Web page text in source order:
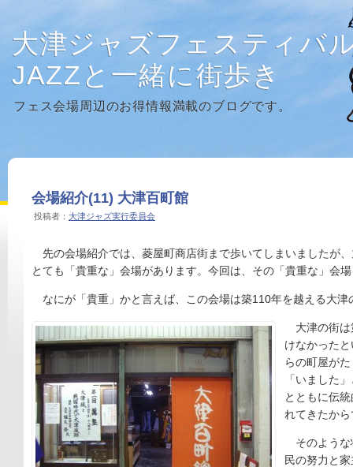
大津ジャズフェスティバ
JAZZと一緒に街歩き
フェス会場周辺のお得情報満載のブログです。
会場紹介(11) 大津百町館
投稿者： 大津ジャズ実行委員会
先の会場紹介では、菱屋町商店街まで歩いてしまいましたが
とても「貴重な」会場があります。今回は、その「貴重な」会
なにが「貴重」かと言えば、この会場は築110年を越える大津
大津の街は
けなかった
らの町屋が
「いました
とともに伝
れてきたから
そのような
民の努力と